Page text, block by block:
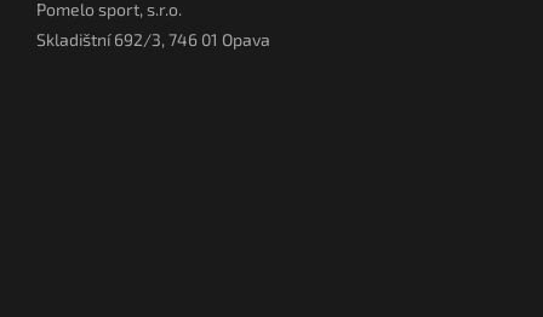
Pomelo sport, s.r.o.
Skladištní 692/3, 746 01 Opava